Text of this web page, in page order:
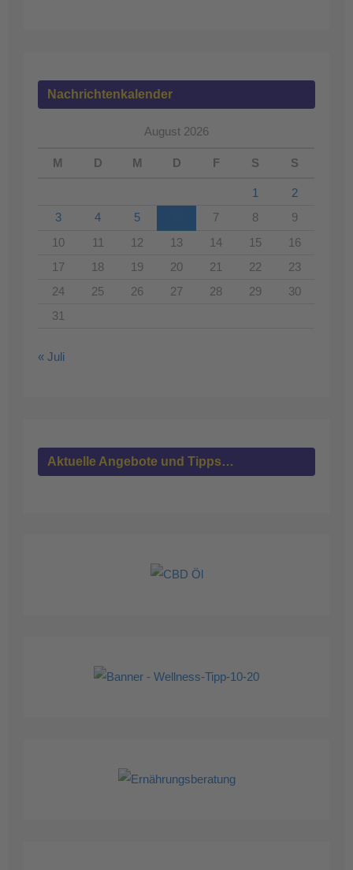
Nachrichtenkalender
August 2026
M D M D F S S
1
2
3
4 5 7 8
9
10
11 12 13 14 15
16
17
18 19 20 21 22
23
24
25 26 27 28 29
30
31
« Juli
Aktuelle Angebote und Tipps…